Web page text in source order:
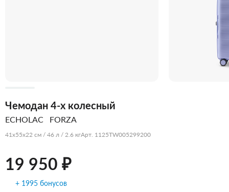
Чемодан 4-х колесный
ECHOLAC FORZA
41x55x22 см / 46 л / 2.6 кгАрт. 1125TW005299200
19 950 ₽
+ 1995 бонусов